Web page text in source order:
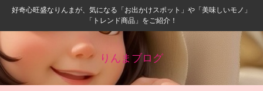
好奇心旺盛なりんまが、気になる「お出かけスポット」や「美味しいモノ」
「トレンド商品」をご紹介！
りんまブログ